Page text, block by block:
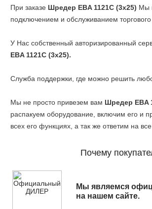
При заказе Шредер EBA 1121C (3x25) Мы
подключением и обслуживанием
У Нас собственный авторизированный
EBA 1121C (3x25).
Служба поддержки, где можно решить
Мы не просто привезем вам Шредер EBA
распакуем оборудование, включим его и
всех его функциях, а так же ответим на
Почему
Мы являемся
на нашем сайте.